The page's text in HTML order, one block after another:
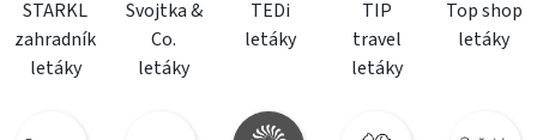
STARKL
zahradník
letáky
Svojtka &
Co.
letáky
TEDi
letáky
TIP
travel
letáky
Top shop
letáky